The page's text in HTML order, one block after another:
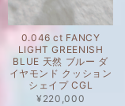
0.046 ct FANCY
LIGHT GREENISH
BLUE 天然 ブルー ダ
イヤモンド クッション
シェイプ CGL
¥220,000